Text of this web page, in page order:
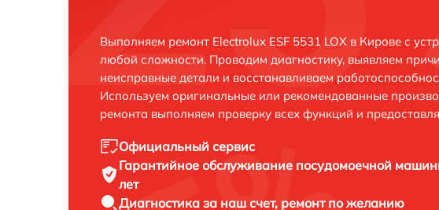
Выполняем ремонт Electrolux ESF 5531 LOX в Кирове с
любой сложности. Проводим диагностику, выявляем
неисправные детали и восстанавливаем
Используем оригинальные или рекомендованные
ремонта выполняем проверку всех функций и
Официальный сервис
Гарантийное обслуживание посудомоечной
лет
Диагностика за наш счет, ремонт по желанию